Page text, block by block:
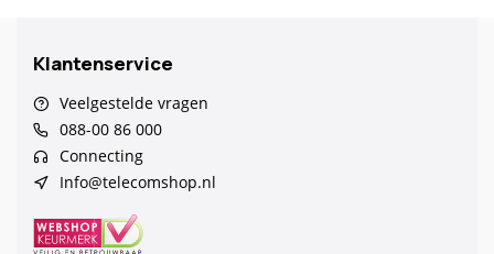
Klantenservice
Veelgestelde vragen
088-00 86 000
Connecting
Info@telecomshop.nl